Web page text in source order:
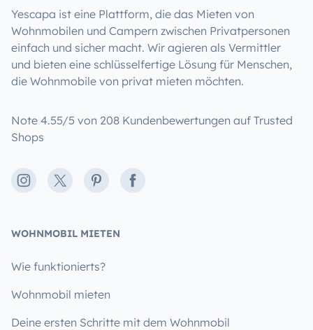
Yescapa ist eine Plattform, die das Mieten von
Wohnmobilen und Campern zwischen Privatpersonen
einfach und sicher macht. Wir agieren als Vermittler
und bieten eine schlüsselfertige Lösung für Menschen,
die Wohnmobile von privat mieten möchten.
Note 4.55/5 von 208 Kundenbewertungen auf Trusted
Shops
Instagram
X PinterestFacebook
WOHNMOBIL MIETEN
Wie funktionierts?
Wohnmobil mieten
Deine ersten Schritte mit dem Wohnmobil